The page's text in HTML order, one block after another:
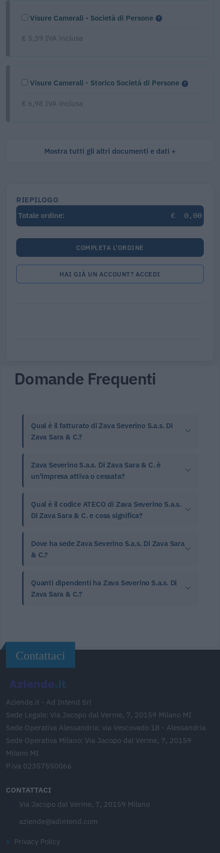
Visure Camerali - Società di Persone
€ 5,39 IVA inclusa
Visure Camerali - Storico Società di Persone
€ 6,98 IVA inclusa
Mostra tutti gli altri documenti e dati
RIEPILOGO
Totale ordine:
€ 0,00
COMPLETA L'ORDINE
HAI GIÀ UN ACCOUNT? ACCEDI
Domande Frequenti
Qual è il fatturato di Zava Severino S.a.s. Di
Zava Sara & C.?
Zava Severino S.a.s. Di Zava Sara & C. è
un'impresa attiva o cessata?
Qual è il codice ATECO di Zava Severino S.a.s.
Di Zava Sara & C. e cosa significa?
Dove ha sede Zava Severino S.a.s. Di Zava Sara
& C.?
Quanti dipendenti ha Zava Severino S.a.s. Di
Zava Sara & C.?
Contattaci
Aziende.it - Ad Intend Srl
Sede Legale: Via Jacopo dal Verme, 7, 20159 Milano MI
Sede Operativa Alessandria: via Vescovado 18 - Alessandria
Sede Operativa Milano: Via Jacopo dal Verme, 7, 20159
Milano MI
P.iva 02357550066
CONTATTACI
Via Jacopo dal Verme, 7, 20159 Milano
aziende@adintend.com
Privacy Policy